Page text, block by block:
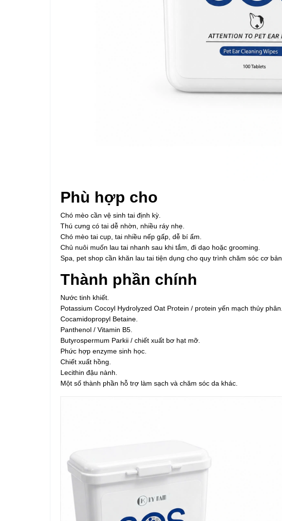
Phù hợp cho
Chó mèo cần vệ sinh tai định kỳ.
Thú cưng có tai dễ nhờn, nhiều ráy nhẹ.
Chó mèo tai cụp, tai nhiều nếp gấp, dễ bí ẩm.
Chủ nuôi muốn lau tai nhanh sau khi tắm, đi dạo hoặc grooming.
Spa, pet shop cần khăn lau tai tiện dụng cho quy trình chăm sóc cơ bản.
Thành phần chính
Nước tinh khiết.
Potassium Cocoyl Hydrolyzed Oat Protein / protein yến mạch thủy phân.
Cocamidopropyl Betaine.
Panthenol / Vitamin B5.
Butyrospermum Parkii / chiết xuất bơ hạt mỡ.
Phức hợp enzyme sinh học.
Chiết xuất hồng.
Lecithin đậu nành.
Một số thành phần hỗ trợ làm sạch và chăm sóc da khác.